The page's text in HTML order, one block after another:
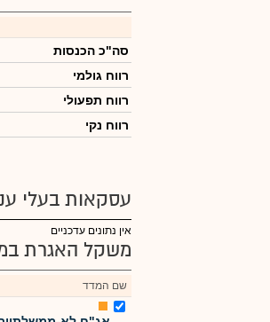
סה"כ הכנסות
רווח גולמי
רווח תפעולי
רווח נקי
עסקאות בעלי
אין נתונים עדכניים
משקל האגרת
שם המדד